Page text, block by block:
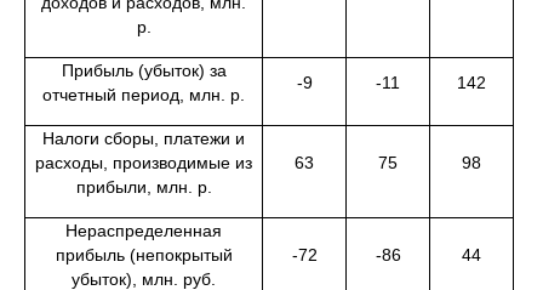
р.
Прибыль (убыток) за
отчетный период, млн. р.
-9 -11 142
Налоги сборы, платежи и
расходы, производимые из
прибыли, млн. р.
63 75 98
Нераспределенная
прибыль (непокрытый
убыток), млн. руб.
-72 -86 44